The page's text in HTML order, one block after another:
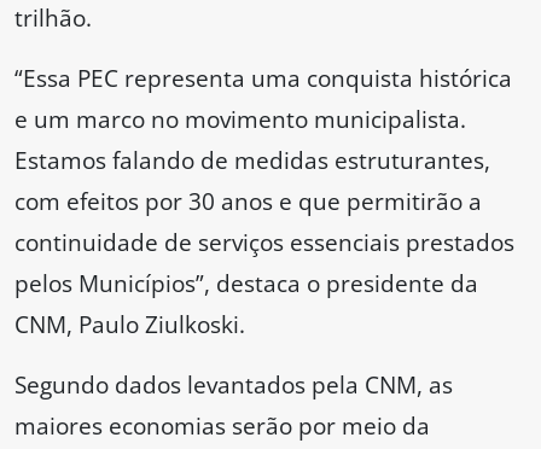
trilhão.
“Essa PEC representa uma conquista histórica
e um marco no movimento municipalista.
Estamos falando de medidas estruturantes,
com efeitos por 30 anos e que permitirão a
continuidade de serviços essenciais prestados
pelos Municípios”, destaca o presidente da
CNM, Paulo Ziulkoski.
Segundo dados levantados pela CNM, as
maiores economias serão por meio da